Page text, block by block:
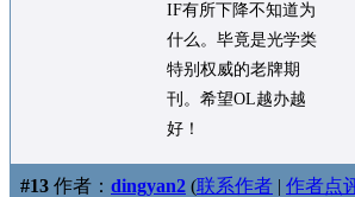
IF有所下降不知道为
什么。毕竟是光学类
特别权威的老牌期
刊。希望OL越办越
好！
#13 作者： dingyan2 (联系作者 | 作者点